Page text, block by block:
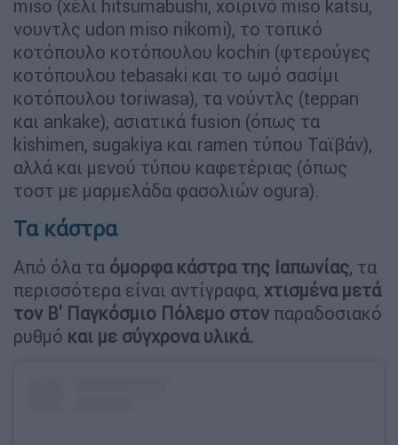
miso (χέλι hitsumabushi, χοιρινό miso katsu,
νουντλς udon miso nikomi), το τοπικό
κοτόπουλο κοτόπουλου kochin (φτερούγες
κοτόπουλου tebasaki και το ωμό σασίμι
κοτόπουλου toriwasa), τα νούντλς (teppan
και ankake), ασιατικά fusion (όπως τα
kishimen, sugakiya και ramen τύπου Ταϊβάν),
αλλά και μενού τύπου καφετέριας (όπως
τοστ με μαρμελάδα φασολιών ogura).
Τα κάστρα
Από όλα τα όμορφα κάστρα της Ιαπωνίας, τα
περισσότερα είναι αντίγραφα, χτισμένα μετά
τον Β' Παγκόσμιο Πόλεμο στον παραδοσιακό
ρυθμό και με σύγχρονα υλικά.